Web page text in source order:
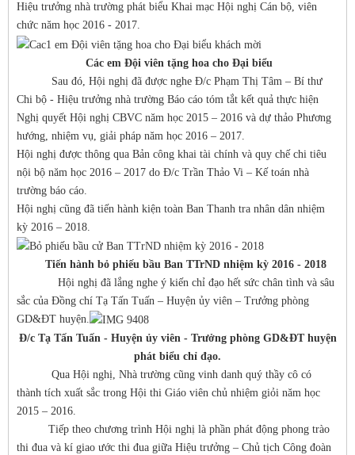
Hiệu trưởng nhà trường phát biểu Khai mạc Hội nghị Cán bộ, viên
chức năm học 2016 - 2017.
Các em Đội viên tặng hoa cho Đại biểu
Sau đó, Hội nghị đã được nghe Đ/c Phạm Thị Tâm – Bí thư
Chi bộ - Hiệu trưởng nhà trường Báo cáo tóm tắt kết quả thực hiện
Nghị quyết Hội nghị CBVC năm học 2015 – 2016 và dự thảo Phương
hướng, nhiệm vụ, giải pháp năm học 2016 – 2017.
Hội nghị được thông qua Bản công khai tài chính và quy chế chi tiêu
nội bộ năm học 2016 – 2017 do Đ/c Trần Thảo Vi – Kế toán nhà
trường báo cáo.
Hội nghị cũng đã tiến hành kiện toàn Ban Thanh tra nhân dân nhiệm
kỳ 2016 – 2018.
Tiến hành bỏ phiếu bầu Ban TTrND nhiệm kỳ 2016 - 2018
Hội nghị đã lắng nghe ý kiến chỉ đạo hết sức chân tình và sâu
sắc của Đồng chí Tạ Tấn Tuấn – Huyện ủy viên – Trưởng phòng
GD&ĐT huyện.
Đ/c Tạ Tấn Tuấn - Huyện ủy viên - Trưởng phòng GD&ĐT huyện
phát biểu chỉ đạo.
Qua Hội nghị, Nhà trường cũng vinh danh quý thầy cô có
thành tích xuất sắc trong Hội thi Giáo viên chủ nhiệm giỏi năm học
2015 – 2016.
Tiếp theo chương trình Hội nghị là phần phát động phong trào
thi đua và kí giao ước thi đua giữa Hiệu trưởng – Chủ tịch Công đoàn